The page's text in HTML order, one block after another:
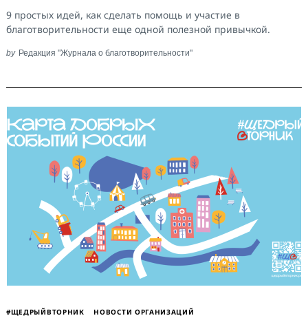
9 простых идей, как сделать помощь и участие в
благотворительности еще одной полезной привычкой.
by Редакция "Журнала о благотворительности"
#ЩЕДРЫЙВТОРНИК НОВОСТИ ОРГАНИЗАЦИЙ
Search
for: